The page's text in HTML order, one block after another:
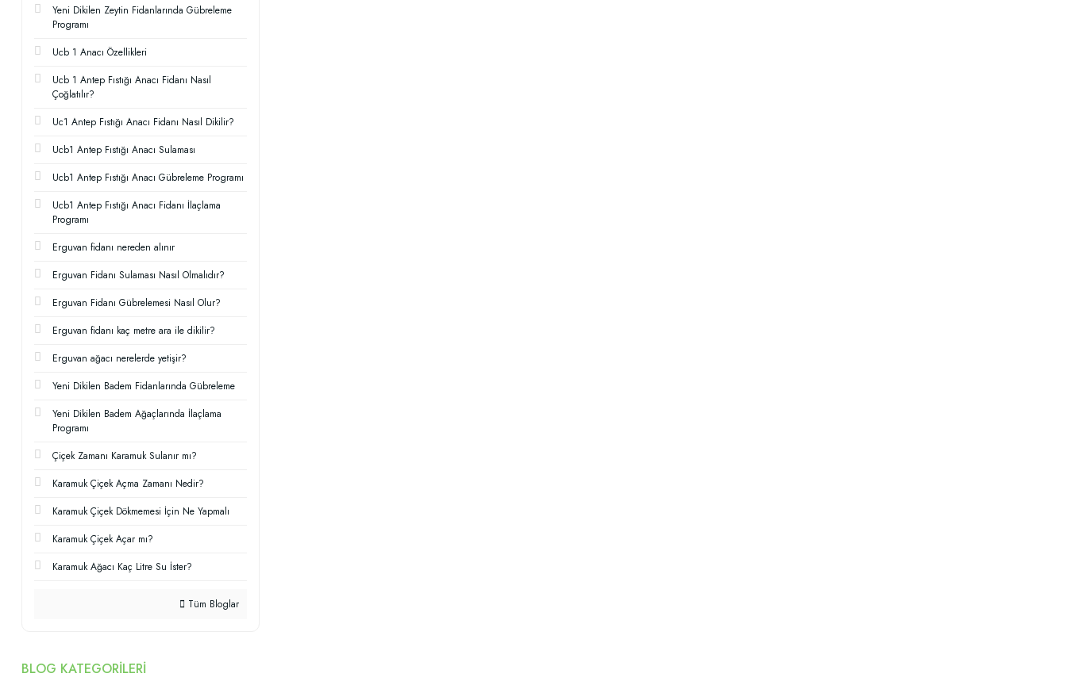
Yeni Dikilen Zeytin Fidanlarında Gübreleme
Programı
Ucb 1 Anacı Özellikleri
Ucb 1 Antep Fıstığı Anacı Fidanı Nasıl
Çoğlatılır?
Uc1 Antep Fıstığı Anacı Fidanı Nasıl Dikilir?
Ucb1 Antep Fıstığı Anacı Sulaması
Ucb1 Antep Fıstığı Anacı Gübreleme Programı
Ucb1 Antep Fıstığı Anacı Fidanı İlaçlama
Programı
Erguvan fidanı nereden alınır
Erguvan Fidanı Sulaması Nasıl Olmalıdır?
Erguvan Fidanı Gübrelemesi Nasıl Olur?
Erguvan fidanı kaç metre ara ile dikilir?
Erguvan ağacı nerelerde yetişir?
Yeni Dikilen Badem Fidanlarında Gübreleme
Yeni Dikilen Badem Ağaçlarında İlaçlama
Programı
Çiçek Zamanı Karamuk Sulanır mı?
Karamuk Çiçek Açma Zamanı Nedir?
Karamuk Çiçek Dökmemesi İçin Ne Yapmalı
Karamuk Çiçek Açar mı?
Karamuk Ağacı Kaç Litre Su İster?
Tüm Bloglar
BLOG KATEGORILERI